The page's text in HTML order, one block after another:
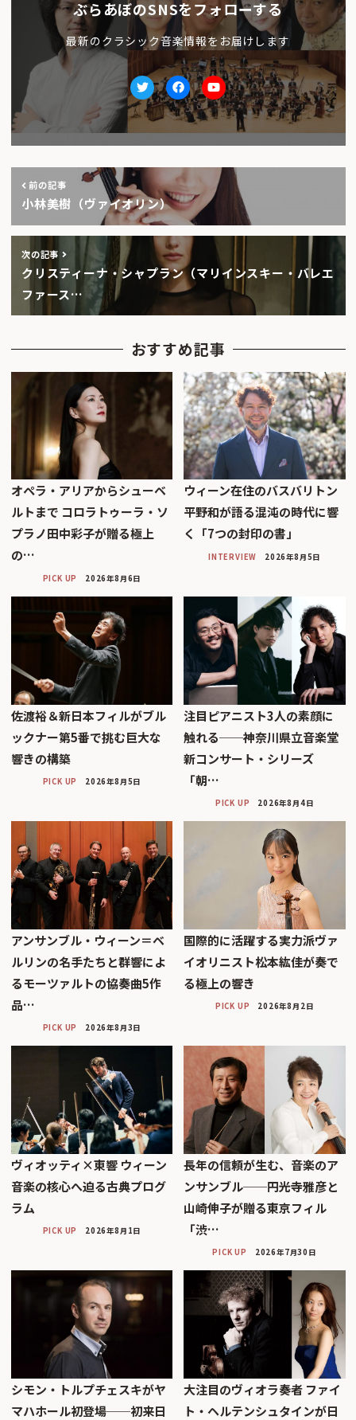
ぶらあぼのSNSをフォローする
最新のクラシック音楽情報をお届けします
TwitterfacebookYoutube
前の記事
小林美樹（ヴァイオリン）
次の記事
クリスティーナ・シャプラン（マリインスキー・バレエ
ファース…
おすすめ記事
オペラ・アリアからシューベ
ルトまで コロラトゥーラ・ソ
プラノ田中彩子が贈る極上
の…
PICK UP 2026年8月6日
ウィーン在住のバスバリトン
平野和が語る混沌の時代に響
く「7つの封印の書」
INTERVIEW 2026年8月5日
佐渡裕＆新日本フィルがブル
ックナー第5番で挑む巨大な
響きの構築
PICK UP 2026年8月5日
注目ピアニスト3人の素顔に
触れる──神奈川県立音楽堂
新コンサート・シリーズ
「朝…
PICK UP 2026年8月4日
アンサンブル・ウィーン＝ベ
ルリンの名手たちと群響によ
るモーツァルトの協奏曲5作
品…
PICK UP 2026年8月3日
国際的に活躍する実力派ヴァ
イオリニスト松本紘佳が奏で
る極上の響き
PICK UP 2026年8月2日
ヴィオッティ×東響 ウィーン
音楽の核心へ迫る古典プログ
ラム
PICK UP 2026年8月1日
長年の信頼が生む、音楽のア
ンサンブル──円光寺雅彦と
山崎伸子が贈る東京フィル
「渋…
PICK UP 2026年7月30日
シモン・トルプチェスキがヤ
マハホール初登場──初来日
大注目のヴィオラ奏者 ファイ
ト・ヘルテンシュタインが日